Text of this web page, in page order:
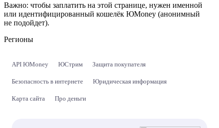
Важно: чтобы заплатить на этой странице, нужен именной
или идентифицированный кошелёк ЮMoney (анонимный
не подойдет).
Регионы
API ЮMoney ЮСтрим Защита покупателя
Безопасность в интернете Юридическая информация
Карта сайта Про деньги